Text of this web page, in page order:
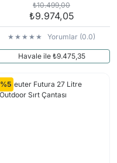
₺10.499,00
₺9.974,05
Yorumlar (0.0)
Havale ile ₺9.475,35
%5